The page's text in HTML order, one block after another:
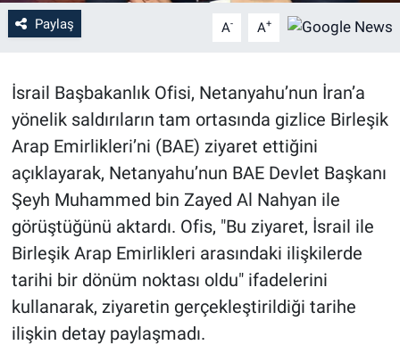
Paylaş A- A+
İsrail Başbakanlık Ofisi, Netanyahu’nun İran’a
yönelik saldırıların tam ortasında gizlice Birleşik
Arap Emirlikleri’ni (BAE) ziyaret ettiğini
açıklayarak, Netanyahu’nun BAE Devlet Başkanı
Şeyh Muhammed bin Zayed Al Nahyan ile
görüştüğünü aktardı. Ofis, "Bu ziyaret, İsrail ile
Birleşik Arap Emirlikleri arasındaki ilişkilerde
tarihi bir dönüm noktası oldu" ifadelerini
kullanarak, ziyaretin gerçekleştirildiği tarihe
ilişkin detay paylaşmadı.